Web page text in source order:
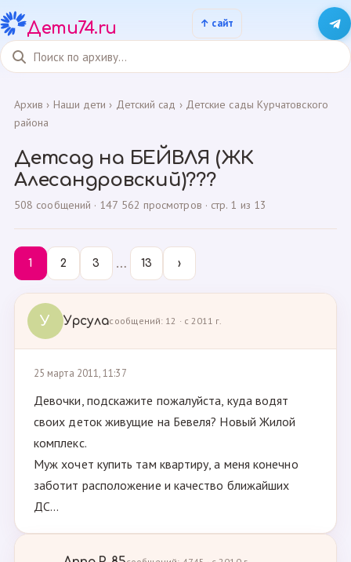
Дети74.ru
Архив › Наши дети › Детский сад › Детские сады Курчатовского
района
Детсад на БЕЙВЛЯ (ЖК
Алесандровский)???
508 сообщений · 147 562 просмотров · стр. 1 из 13
1 2 3 … 13 ›
У Урсуласообщений: 12 · с 2011 г.
25 марта 2011, 11:37
Девочки, подскажите пожалуйста, куда водят
своих деток живущие на Бевеля? Новый Жилой
комплекс.
Муж хочет купить там квартиру, а меня конечно
заботит расположение и качество ближайших
ДС...